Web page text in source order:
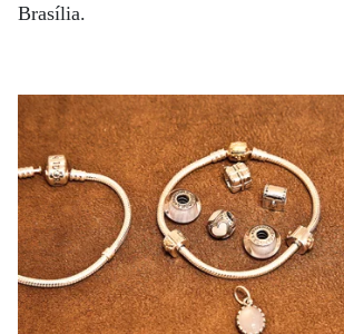
Brasília.